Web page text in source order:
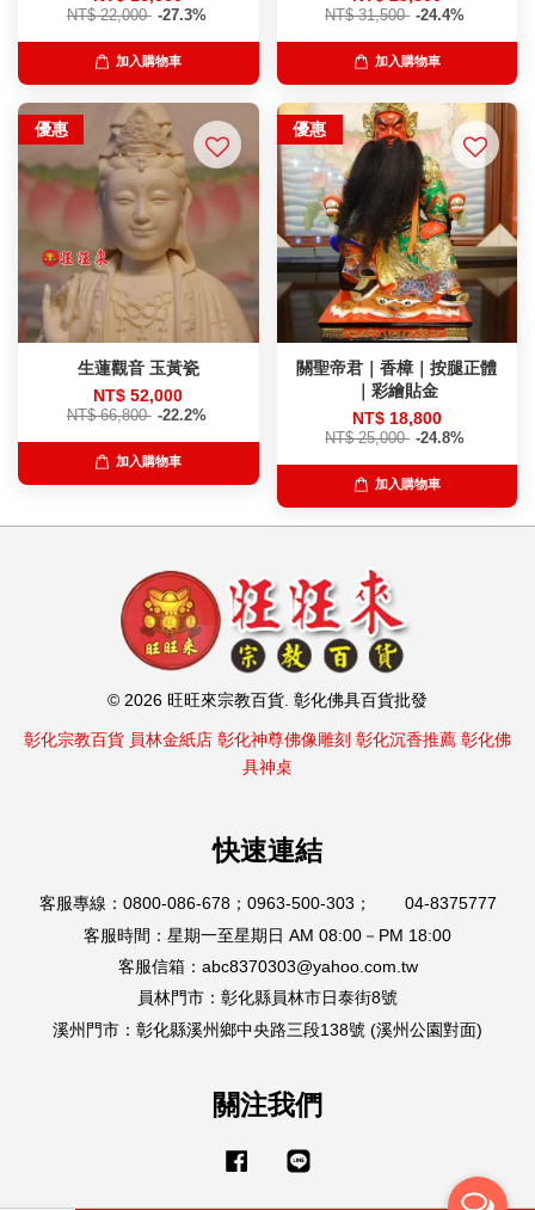
NT$ 22,000 -27.3%
加入購物車
NT$ 31,500 -24.4%
加入購物車
優惠
生蓮觀音 玉黃瓷
NT$ 52,000
NT$ 66,800 -22.2%
加入購物車
優惠
關聖帝君｜香樟｜按腿正體
｜彩繪貼金
NT$ 18,800
NT$ 25,000 -24.8%
加入購物車
© 2026 旺旺來宗教百貨. 彰化佛具百貨批發
彰化宗教百貨 員林金紙店 彰化神尊佛像雕刻 彰化沉香推薦 彰化佛
具神桌
快速連結
客服專線：0800-086-678；0963-500-303； 04-8375777
客服時間：星期一至星期日 AM 08:00－PM 18:00
客服信箱：abc8370303@yahoo.com.tw
員林門市：彰化縣員林市日泰街8號
溪州門市：彰化縣溪州鄉中央路三段138號 (溪州公園對面)
關注我們
Facebook